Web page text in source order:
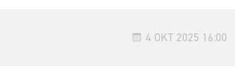
4 OKT 2025 16:00